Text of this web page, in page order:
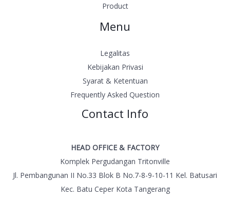
Product
Menu
Legalitas
Kebijakan Privasi
Syarat & Ketentuan
Frequently Asked Question
Contact Info
HEAD OFFICE & FACTORY
Komplek Pergudangan Tritonville
Jl. Pembangunan II No.33 Blok B No.7-8-9-10-11 Kel. Batusari
Kec. Batu Ceper Kota Tangerang